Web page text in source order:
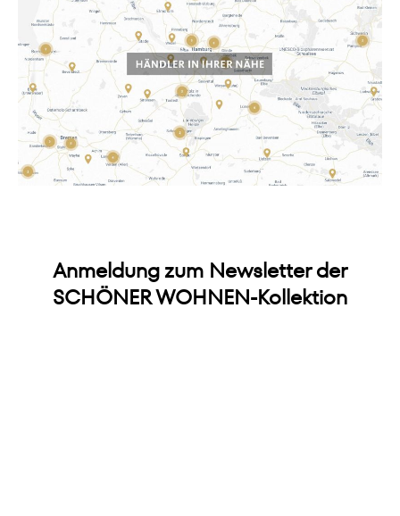
Anmeldung zum Newsletter der
SCHÖNER WOHNEN-Kollektion